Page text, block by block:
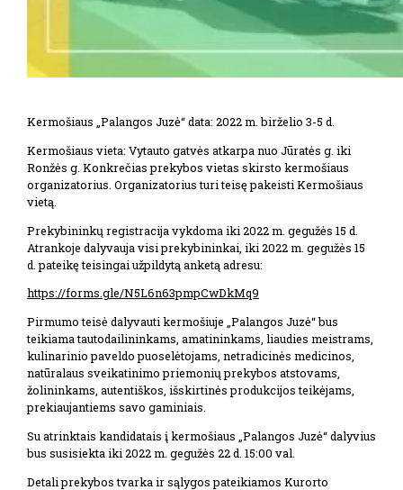
Kermošiaus „Palangos Juzė“ data: 2022 m. birželio 3-5 d.
Kermošiaus vieta: Vytauto gatvės atkarpa nuo Jūratės g. iki
Ronžės g. Konkrečias prekybos vietas skirsto kermošiaus
organizatorius. Organizatorius turi teisę pakeisti Kermošiaus
vietą.
Prekybininkų registracija vykdoma iki 2022 m. gegužės 15 d.
Atrankoje dalyvauja visi prekybininkai, iki 2022 m. gegužės 15
d. pateikę teisingai užpildytą anketą adresu:
https://forms.gle/N5L6n63pmpCwDkMq9
Pirmumo teisė dalyvauti kermošiuje „Palangos Juzė“ bus
teikiama tautodailininkams, amatininkams, liaudies meistrams,
kulinarinio paveldo puoselėtojams, netradicinės medicinos,
natūralaus sveikatinimo priemonių prekybos atstovams,
žolininkams, autentiškos, išskirtinės produkcijos teikėjams,
prekiaujantiems savo gaminiais.
Su atrinktais kandidatais į kermošiaus „Palangos Juzė“ dalyvius
bus susisiekta iki 2022 m. gegužės 22 d. 15:00 val.
Detali prekybos tvarka ir sąlygos pateikiamos Kurorto